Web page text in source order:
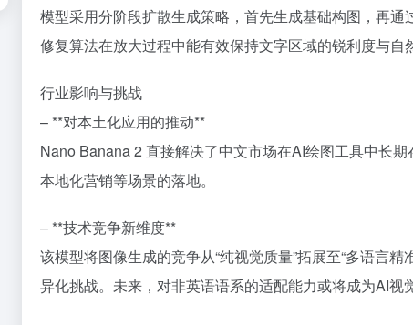
模型采用分阶段扩散生成策略，首先生成基础构图，再
修复算法在放大过程中能有效保持文字区域的锐利度与自
行业影响与挑战
– **对本土化应用的推动**
Nano Banana 2 直接解决了中文市场在AI绘图工具中长
本地化营销等场景的落地。
– **技术竞争新维度**
该模型将图像生成的竞争从“纯视觉质量”拓展至“多语言
异化挑战。未来，对非英语语系的适配能力或将成为AI视